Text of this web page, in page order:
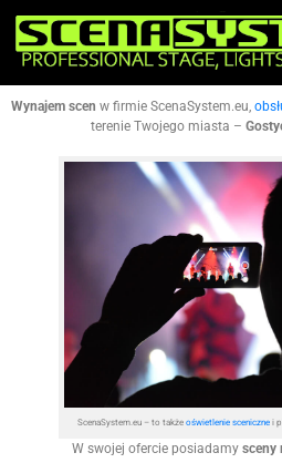
Wynajem scen w firmie ScenaSystem.eu,
terenie Twojego miasta –
ScenaSystem.eu – to także oświetlenie scenicznei
W swojej ofercie posiadamy sceny